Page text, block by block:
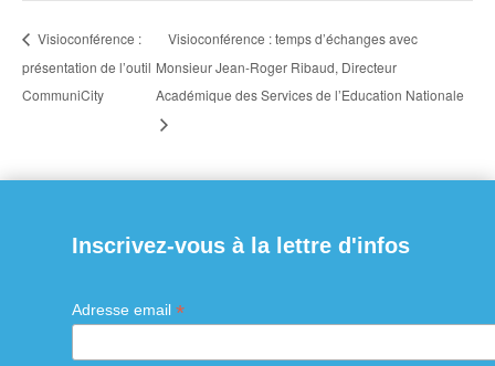
Visioconférence :
présentation de l’outil
CommuniCity
Visioconférence : temps d’échanges avec
Monsieur Jean-Roger Ribaud, Directeur
Académique des Services de l’Education Nationale
Inscrivez-vous à la lettre d'infos
Adresse email *